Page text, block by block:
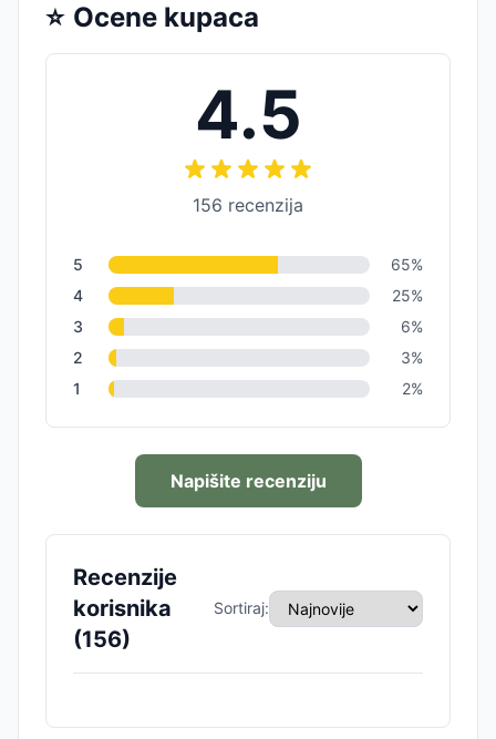
⭐ Ocene kupaca
4.5
156 recenzija
5 65%
4
25%
3
6%
2
3%
1
2%
Napišite recenziju
Recenzije
korisnika
(156)
Sortiraj: